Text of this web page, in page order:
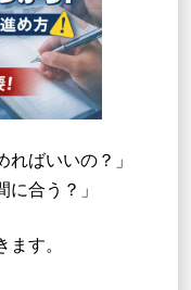
ればいいの？」
に合う？」
す。